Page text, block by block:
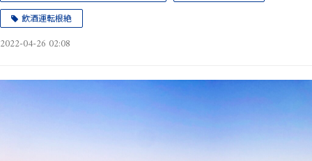
飲酒運転根絶
2022-04-26 02:08